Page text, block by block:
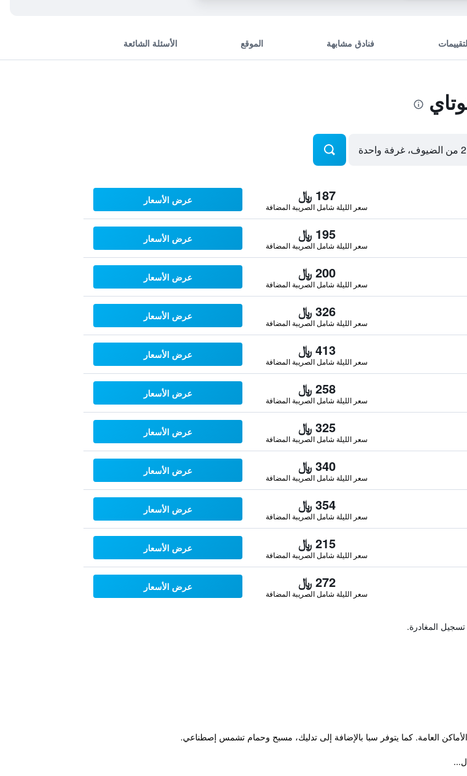
فنادق مشابهة الموقع الأسئلة الشائعة
2 من الضيوف، غرفة واحدة
187 ﷼
سعر الليلة شامل الصريبة المضافة
عرض الأسعار
195 ﷼
سعر الليلة شامل الصريبة المضافة
عرض الأسعار
200 ﷼
سعر الليلة شامل الصريبة المضافة
عرض الأسعار
326 ﷼
سعر الليلة شامل الصريبة المضافة
عرض الأسعار
413 ﷼
سعر الليلة شامل الصريبة المضافة
عرض الأسعار
258 ﷼
سعر الليلة شامل الصريبة المضافة
عرض الأسعار
325 ﷼
سعر الليلة شامل الصريبة المضافة
عرض الأسعار
340 ﷼
سعر الليلة شامل الصريبة المضافة
عرض الأسعار
354 ﷼
سعر الليلة شامل الصريبة المضافة
عرض الأسعار
215 ﷼
سعر الليلة شامل الصريبة المضافة
عرض الأسعار
272 ﷼
سعر الليلة شامل الصريبة المضافة
عرض الأسعار
المغادرة.
العامة. كما يتوفر سبا بالإضافة إلى تدليك، مسبح وحمام تشمس إصطناعي.